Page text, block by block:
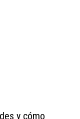
y cómo